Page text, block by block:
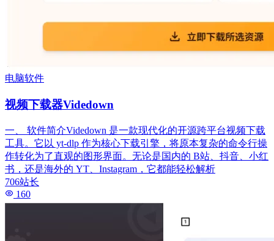
电脑软件
视频下载器Videdown
一、 软件简介Videdown 是一款现代化的开源跨平台视频下载
工具。它以 yt-dlp 作为核心下载引擎，将原本复杂的命令行操
作转化为了直观的图形界面。无论是国内的 B站、抖音、小红
书，还是海外的 YT、Instagram，它都能轻松解析
706站长
160